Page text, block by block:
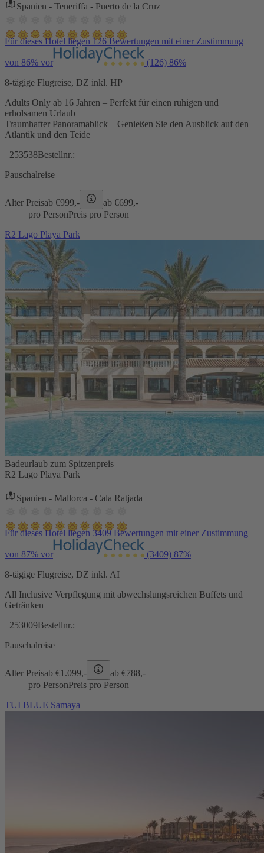
Spanien - Teneriffa - Puerto de la Cruz
Für dieses Hotel liegen 126 Bewertungen mit einer Zustimmung
von 86% vor (126) 86%
8-tägige Flugreise, DZ inkl. HP
Adults Only ab 16 Jahren – Perfekt für einen ruhigen und
erholsamen Urlaub
Traumhafter Panoramablick – Genießen Sie den Ausblick auf den
Atlantik und den Teide
253538Bestellnr.:
Pauschalreise
Alter Preisab €999,- ab €699,-
pro PersonPreis pro Person
R2 Lago Playa Park
Badeurlaub zum Spitzenpreis
R2 Lago Playa Park
Spanien - Mallorca - Cala Ratjada
Für dieses Hotel liegen 3409 Bewertungen mit einer Zustimmung
von 87% vor (3409) 87%
8-tägige Flugreise, DZ inkl. AI
All Inclusive Verpflegung mit abwechslungsreichen Buffets und
Getränken
253009Bestellnr.:
Pauschalreise
Alter Preisab €1.099,- ab €788,-
pro PersonPreis pro Person
TUI BLUE Samaya